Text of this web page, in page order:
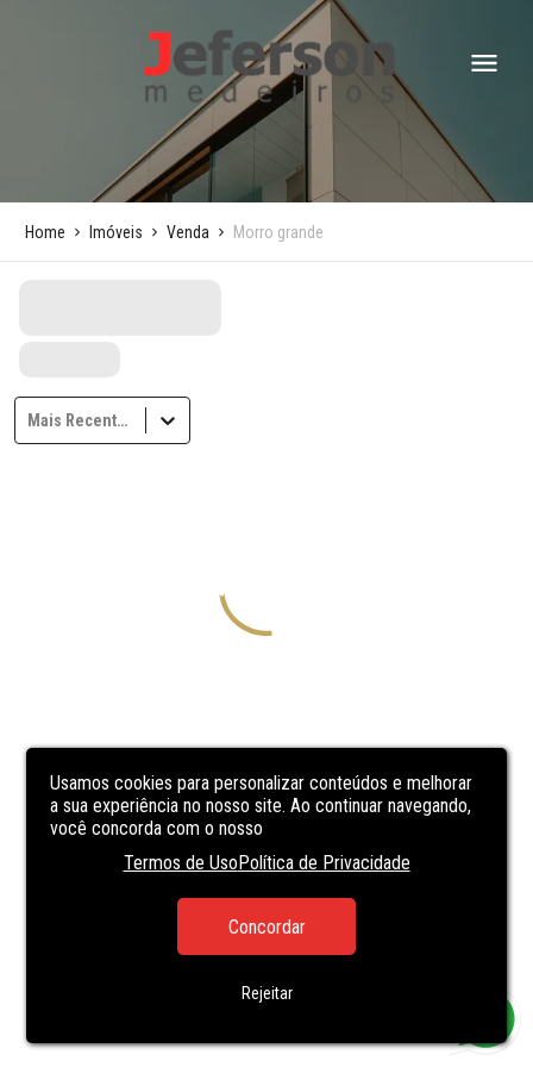
Usamos cookies para personalizar conteúdos e melhorar
a sua experiência no nosso site. Ao continuar navegando,
você concorda com o nosso
Termos de UsoPolítica de Privacidade
Concordar
Rejeitar
Home Imóveis Venda Morro grande
Mais Recentes